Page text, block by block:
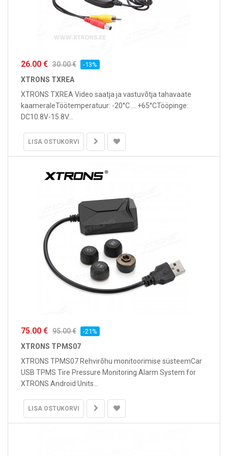
26.00 € 30.00 € -13%
XTRONS TXREA
XTRONS TXREA Video saatja ja vastuvõtja tahavaate
kaameraleTöötemperatuur: -20°C ... +65°CTööpinge:
DC10.8V-15.8V...
LISA OSTUKORVI
75.00 € 95.00 € -21%
XTRONS TPMS07
XTRONS TPMS07 Rehvirõhu monitoorimise süsteemCar
USB TPMS Tire Pressure Monitoring Alarm System for
XTRONS Android Units...
LISA OSTUKORVI